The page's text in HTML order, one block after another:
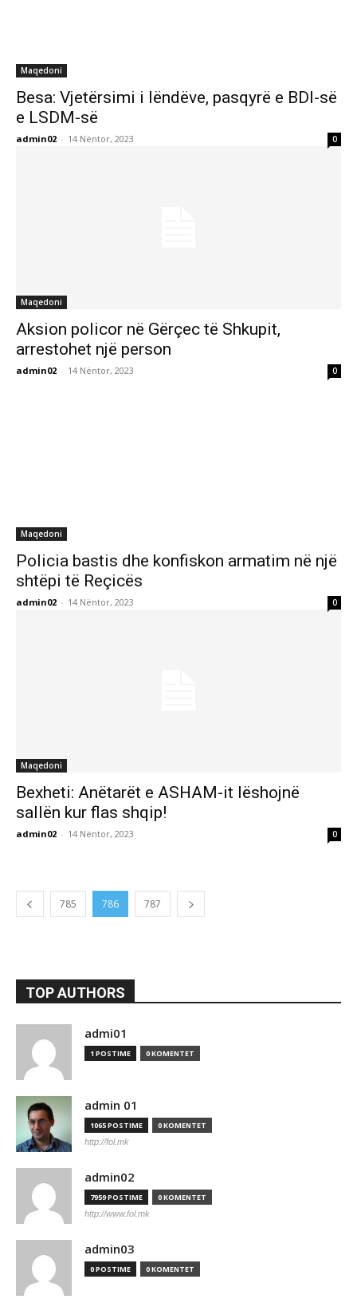
Maqedoni
Besa: Vjetërsimi i lëndëve, pasqyrë e BDI-së
e LSDM-së
admin02 - 14 Nëntor, 2023 0
Maqedoni
Aksion policor në Gërçec të Shkupit,
arrestohet një person
admin02 - 14 Nëntor, 2023 0
Maqedoni
Policia bastis dhe konfiskon armatim në një
shtëpi të Reçicës
admin02 - 14 Nëntor, 2023 0
Maqedoni
Bexheti: Anëtarët e ASHAM-it lëshojnë
sallën kur flas shqip!
admin02 - 14 Nëntor, 2023 0
785 786 787
TOP AUTHORS
admi01
1 POSTIME 0 KOMENTET
admin 01
1065 POSTIME 0 KOMENTET
http://fol.mk
admin02
7959 POSTIME 0 KOMENTET
http://www.fol.mk
admin03
0 POSTIME 0 KOMENTET